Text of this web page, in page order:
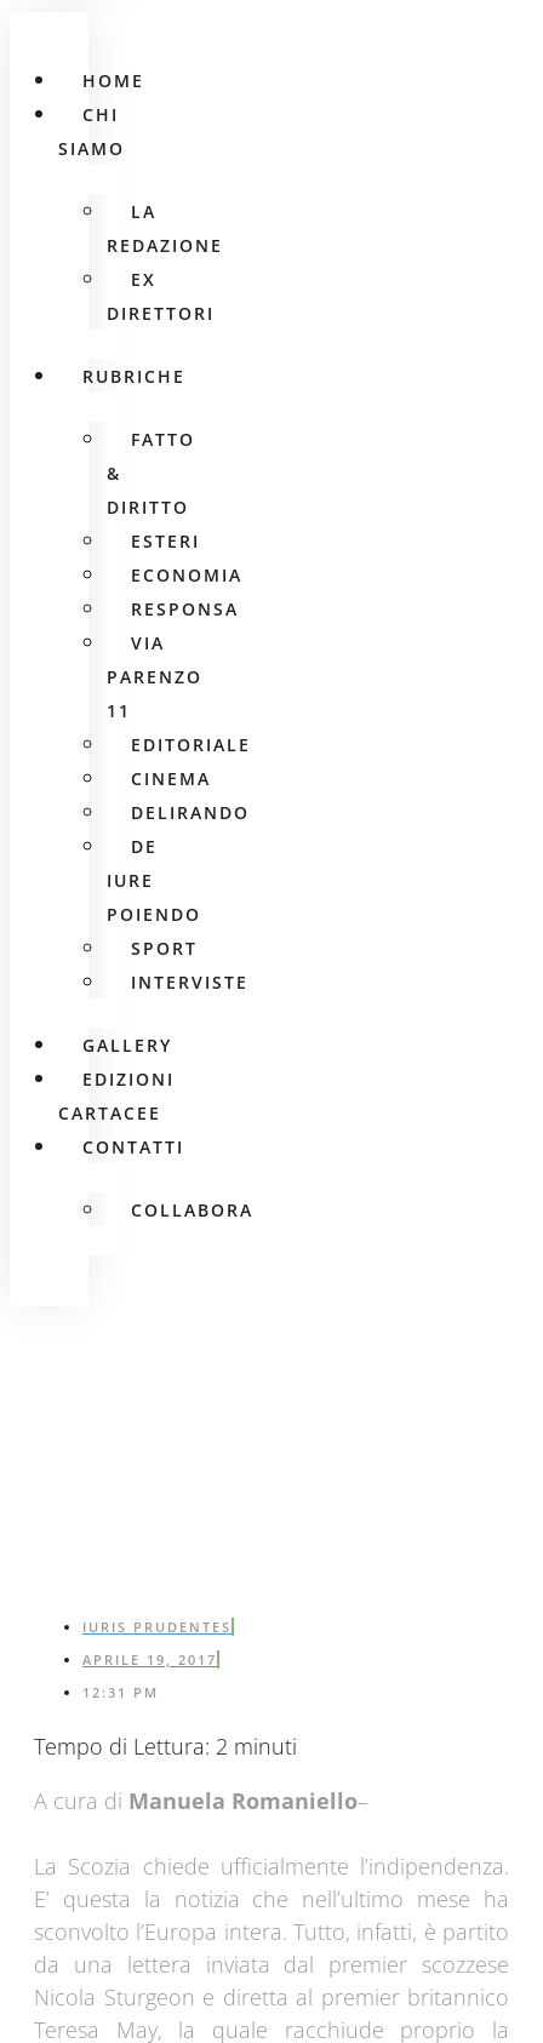
HOME
CHI
SIAMO
LA
REDAZIONE
EX
DIRETTORI
RUBRICHE
FATTO
&
DIRITTO
ESTERI
ECONOMIA
RESPONSA
VIA
PARENZO
11
EDITORIALE
CINEMA
DELIRANDO
DE
IURE
POIENDO
SPORT
INTERVISTE
GALLERY
EDIZIONI
CARTACEE
CONTATTI
COLLABORA
IURIS PRUDENTES
APRILE 19, 2017
12:31 PM
Tempo di Lettura: 2 minuti
A cura di Manuela Romaniello–
La Scozia chiede ufficialmente l’indipendenza.
E’ questa la notizia che nell’ultimo mese ha
sconvolto l’Europa intera. Tutto, infatti, è partito
da una lettera inviata dal premier scozzese
Nicola Sturgeon e diretta al premier britannico
Teresa May, la quale racchiude proprio la